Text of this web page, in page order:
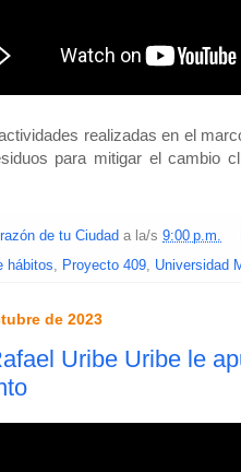
realizadas en el
para mitigar el cambio
de tu Ciudad a la/s 9:00 p.m.
hábitos, Proyecto 409, Universidad
de 2023
Uribe Uribe le